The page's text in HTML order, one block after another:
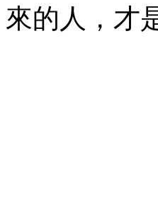
來的人，才